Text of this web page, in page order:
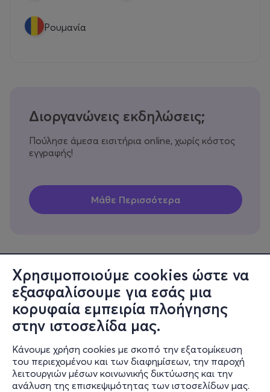
Χρησιμοποιούμε cookies ώστε να
εξασφαλίσουμε για εσάς μια
κορυφαία εμπειρία πλοήγησης
στην ιστοσελίδα μας.
Κάνουμε χρήση cookies με σκοπό την εξατομίκευση
του περιεχομένου και των διαφημίσεων, την παροχή
λειτουργιών μέσων κοινωνικής δικτύωσης και την
ανάλυση της επισκεψιμότητας των ιστοσελίδων μας.
Ρουμανία
Διοργανώνεις εκδηλώσεις;
Πούλησε άμεσα εισιτήρια online, χωρίς κόστος
εγγραφής!
Πληροφορίες
Υποστήριξη
Stay Connected